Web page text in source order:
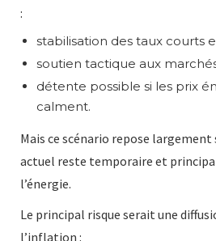
:
stabilisation des taux courts
soutien tactique aux
détente possible si les prix
calment.
Mais ce scénario repose largement
actuel reste temporaire et
l’énergie.
Le principal risque serait une
l’inflation :